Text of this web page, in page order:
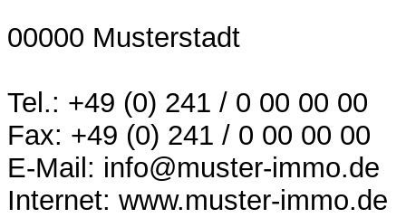
00000 Musterstadt
Tel.: +49 (0) 241 / 0 00 00 00
Fax: +49 (0) 241 / 0 00 00 00
E-Mail: info@muster-immo.de
Internet: www.muster-immo.de